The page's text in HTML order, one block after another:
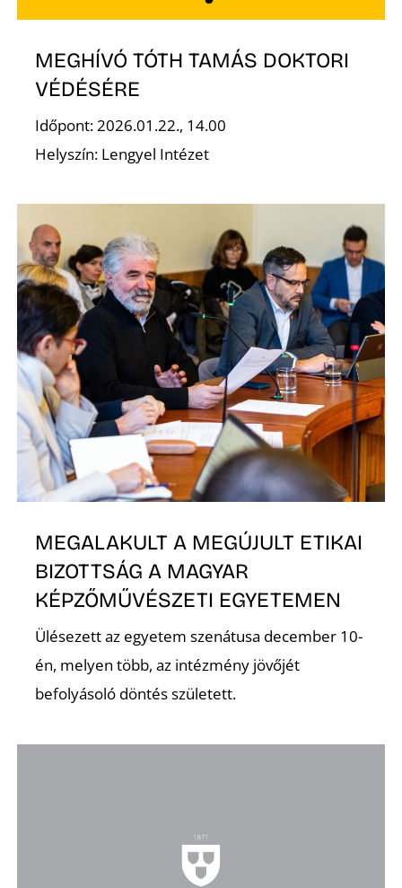
MEGHÍVÓ TÓTH TAMÁS DOKTORI
VÉDÉSÉRE
Időpont: 2026.01.22., 14.00
Helyszín: Lengyel Intézet
MEGALAKULT A MEGÚJULT ETIKAI
BIZOTTSÁG A MAGYAR
KÉPZŐMŰVÉSZETI EGYETEMEN
Ülésezett az egyetem szenátusa december 10-
én, melyen több, az intézmény jövőjét
befolyásoló döntés született.